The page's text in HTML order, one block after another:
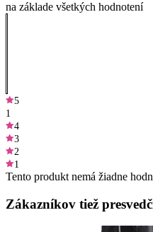
na základe všetkých hodnotení
5
1
4
3
2
1
Tento produkt nemá žiadne
Zákazníkov tiež